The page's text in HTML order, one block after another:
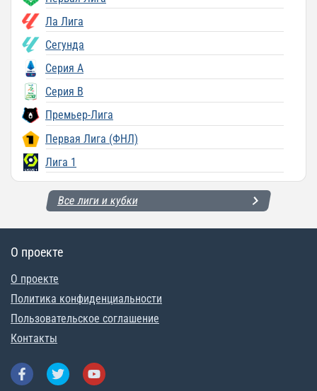
Ла Лига
Сегунда
Серия A
Серия B
Премьер-Лига
Первая Лига (ФНЛ)
Лига 1
Все лиги и кубки
О проекте
О проекте
Политика конфиденциальности
Пользовательское соглашение
Контакты